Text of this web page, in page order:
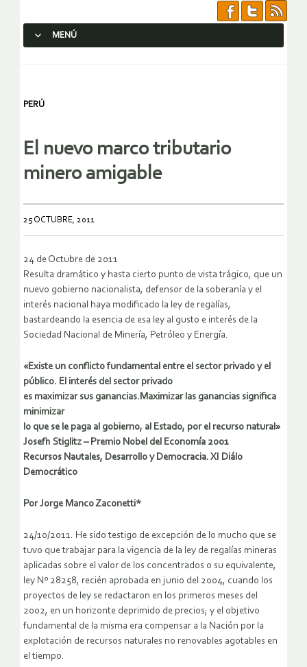
MENÚ
PERÚ
El nuevo marco tributario
minero amigable
25 OCTUBRE, 2011
24 de Octubre de 2011
Resulta dramático y hasta cierto punto de vista trágico, que un
nuevo gobierno nacionalista, defensor de la soberanía y el
interés nacional haya modificado la ley de regalías,
bastardeando la esencia de esa ley al gusto e interés de la
Sociedad Nacional de Minería, Petróleo y Energía.
«Existe un conflicto fundamental entre el sector privado y el
público. El interés del sector privado
es maximizar sus ganancias.Maximizar las ganancias significa
minimizar
lo que se le paga al gobierno, al Estado, por el recurso natural»
Josefh Stiglitz – Premio Nobel del Economía 2001
Recursos Nautales, Desarrollo y Democracia. XI Diálo
Democrático
Por Jorge Manco Zaconetti*
24/10/2011. He sido testigo de excepción de lo mucho que se
tuvo que trabajar para la vigencia de la ley de regalías mineras
aplicadas sobre el valor de los concentrados o su equivalente,
ley Nº 28258, recién aprobada en junio del 2004, cuando los
proyectos de ley se redactaron en los primeros meses del
2002, en un horizonte deprimido de precios; y el objetivo
fundamental de la misma era compensar a la Nación por la
explotación de recursos naturales no renovables agotables en
el tiempo.